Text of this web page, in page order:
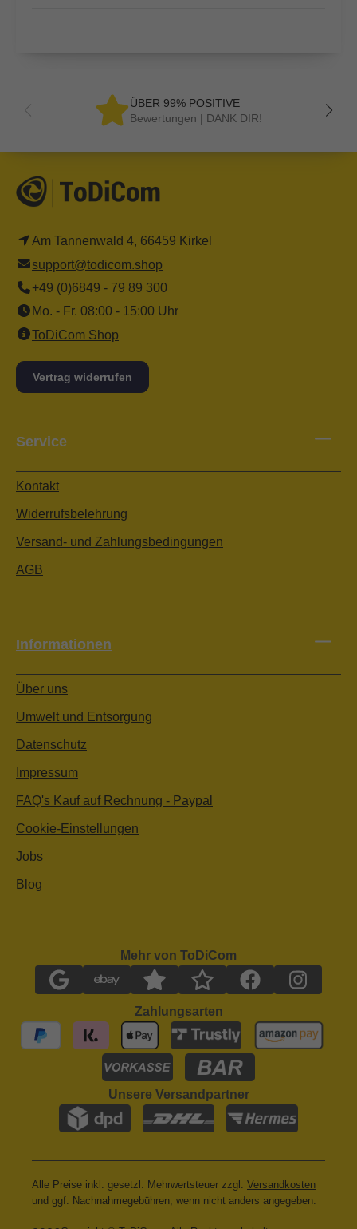
ÜBER 99% POSITIVE
Bewertungen | DANK DIR!
Am Tannenwald 4, 66459 Kirkel
support@todicom.shop
+49 (0)6849 - 79 89 300
Mo. - Fr. 08:00 - 15:00 Uhr
ToDiCom Shop
Vertrag widerrufen
Service
Kontakt
Widerrufsbelehrung
Versand- und Zahlungsbedingungen
AGB
Informationen
Über uns
Umwelt und Entsorgung
Datenschutz
Impressum
FAQ's Kauf auf Rechnung - Paypal
Cookie-Einstellungen
Jobs
Blog
Mehr von ToDiCom
Zahlungsarten
Unsere Versandpartner
Alle Preise inkl. gesetzl. Mehrwertsteuer zzgl. Versandkosten
und ggf. Nachnahmegebühren, wenn nicht anders angegeben.